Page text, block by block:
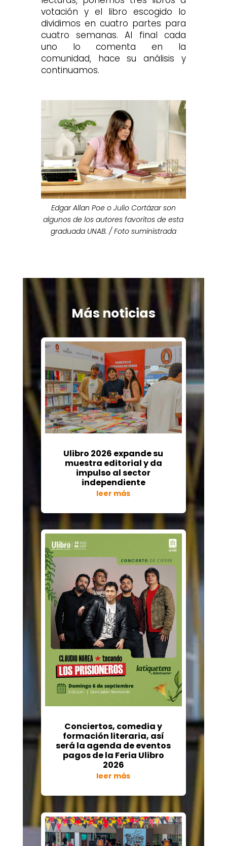
votación y el libro escogido lo
dividimos en cuatro partes para
cuatro semanas. Al final cada
uno lo comenta en la
comunidad, hace su análisis y
continuamos.
Edgar Allan Poe o Julio Cortázar son
algunos de los autores favoritos de esta
graduada UNAB. / Foto suministrada
Más noticias
Ulibro 2026 expande su
muestra editorial y da
impulso al sector
independiente
leer más
Conciertos, comedia y
formación literaria, así
será la agenda de eventos
pagos de la Feria Ulibro
2026
leer más